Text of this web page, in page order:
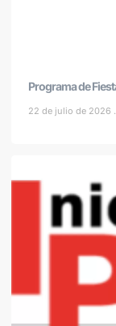
Programa de
22 de julio de 2026